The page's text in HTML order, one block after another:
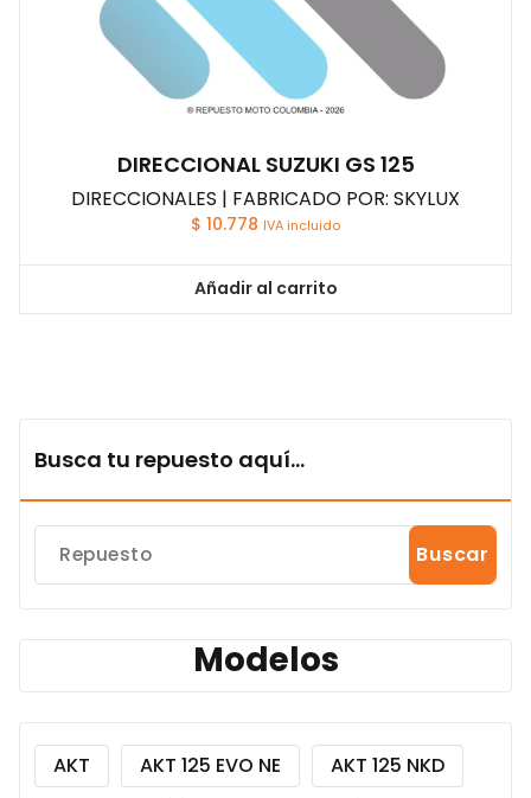
DIRECCIONAL SUZUKI GS 125
DIRECCIONALES | FABRICADO POR: SKYLUX
$ 10.778 IVA incluido
Añadir al carrito
Busca tu repuesto aquí...
Buscar
Modelos
AKT AKT 125 EVO NE
AKT 125 NKD